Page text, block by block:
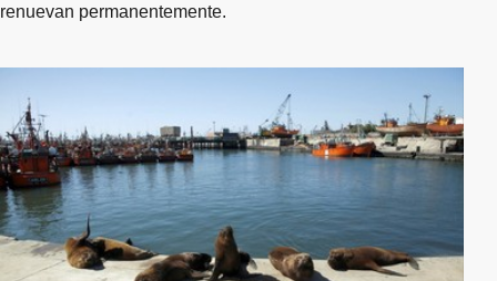
renuevan permanentemente.